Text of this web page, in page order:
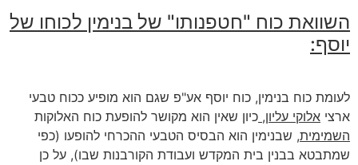
השוואת כוח "חטפנותו" של בנימין לכוחו של
יוסף:
לעומת כוח בנימין, כוח יוסף אע"פ שגם הוא מופיע ככוח טבעי
ארצי אלוקי עליון, כיון שאין הוא מקושר להופעת כוח האלוקות
השמימית, שבנימין הוא הבסיס הטבעי ההכרחי להופעו (כפי
שמתבטא בבנין בית המקדש ועבודת הקורבנות שבו), על כן